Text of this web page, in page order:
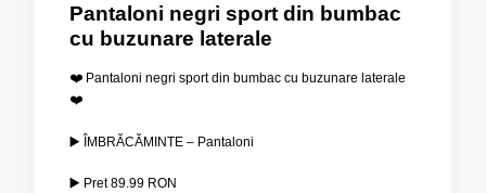
Pantaloni negri sport din bumbac
cu buzunare laterale
❤️ Pantaloni negri sport din bumbac cu buzunare laterale
❤️
▶️ ÎMBRĂCĂMINTE – Pantaloni
▶️ Pret89.99 RON